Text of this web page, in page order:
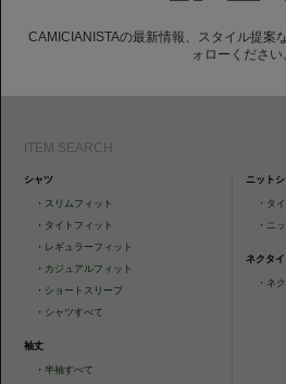
CAMICIANISTAの最新情報、スタイル提案
ォローください
ITEM SEARCH
シャツ
・ スリムフィット
・ タイトフィット
・ レギュラーフィット
・ カジュアルフィット
・ ショートスリーブ
・ シャツすべて
袖丈
・半袖すべて
ニット
・ タ
・ ニ
ネクタイ
・ ネ